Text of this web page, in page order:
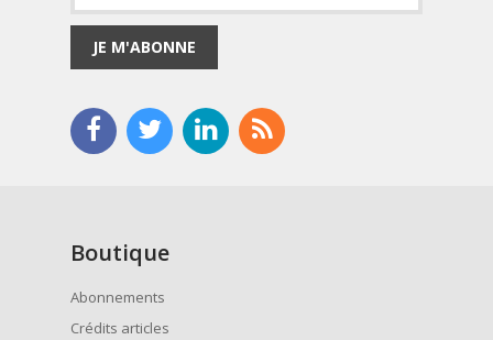
JE M'ABONNE
Boutique
Abonnements
Crédits articles